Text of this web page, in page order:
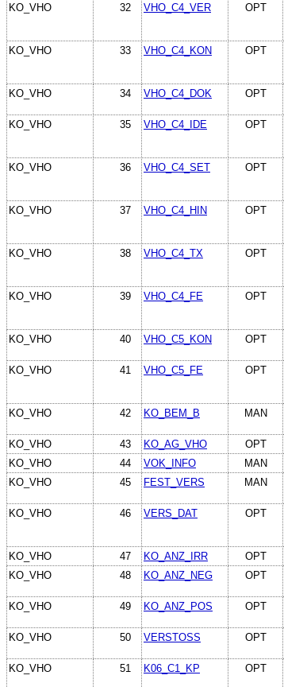
KO_VHO 32 VHO_C4_VER OPT
KO_VHO 33 VHO_C4_KON OPT
KO_VHO 34 VHO_C4_DOK OPT
KO_VHO 35 VHO_C4_IDE OPT
KO_VHO 36 VHO_C4_SET OPT
KO_VHO 37 VHO_C4_HIN OPT
KO_VHO 38 VHO_C4_TX OPT
KO_VHO 39 VHO_C4_FE OPT
KO_VHO 40 VHO_C5_KON OPT
KO_VHO 41 VHO_C5_FE OPT
KO_VHO 42 KO_BEM_B MAN
KO_VHO 43 KO_AG_VHO OPT
KO_VHO
44 VOK_INFO MAN
KO_VHO
45 FEST_VERS MAN
KO_VHO 46 VERS_DAT OPT
KO_VHO 47 KO_ANZ_IRR OPT
KO_VHO
48 KO_ANZ_NEG OPT
KO_VHO 49 KO_ANZ_POS OPT
KO_VHO 50 VERSTOSS OPT
KO_VHO 51 K06_C1_KP OPT